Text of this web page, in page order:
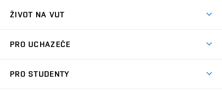
ŽIVOT NA VUT
Koleje
PRO UCHAZEČE
PRO STUDENTY